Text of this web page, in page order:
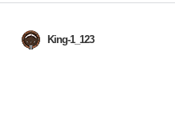
King-1_123